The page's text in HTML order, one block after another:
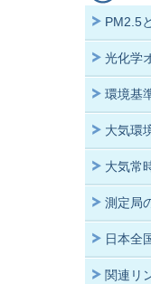
PM2.5
光化学
環境基
大気環
大気常
測定局
日本全
関連リ